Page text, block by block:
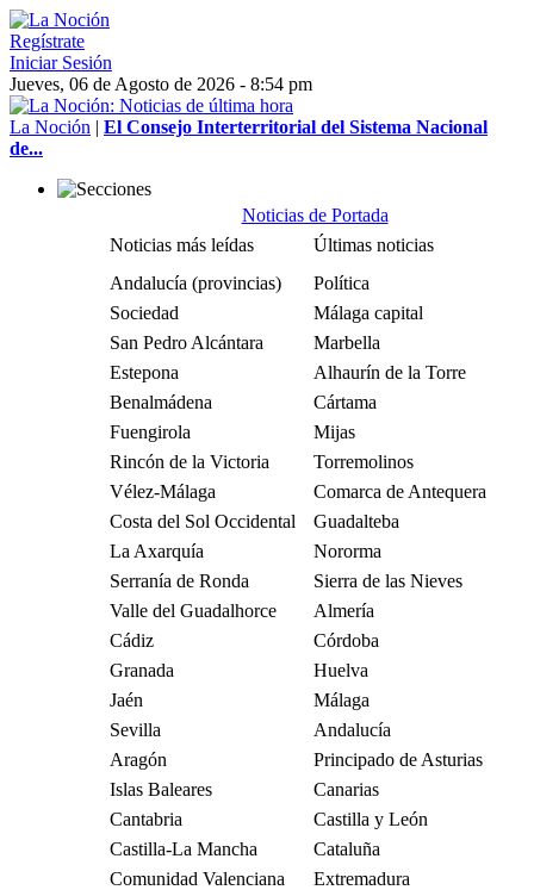
Regístrate
Iniciar Sesión
Jueves, 06 de Agosto de 2026 - 8:54 pm
La Noción | El Consejo Interterritorial del Sistema Nacional
de...
Noticias de Portada
Noticias más leídas
Últimas noticias
Andalucía (provincias)
Política
Sociedad
Málaga capital
San Pedro Alcántara
Marbella
Estepona
Alhaurín de la Torre
Benalmádena
Cártama
Fuengirola
Mijas
Rincón de la Victoria
Torremolinos
Vélez-Málaga
Comarca de Antequera
Costa del Sol Occidental
Guadalteba
La Axarquía
Nororma
Serranía de Ronda
Sierra de las Nieves
Valle del Guadalhorce
Almería
Cádiz
Córdoba
Granada
Huelva
Jaén
Málaga
Sevilla
Andalucía
Aragón
Principado de Asturias
Islas Baleares
Canarias
Cantabria
Castilla y León
Castilla-La Mancha
Cataluña
Comunidad Valenciana
Extremadura